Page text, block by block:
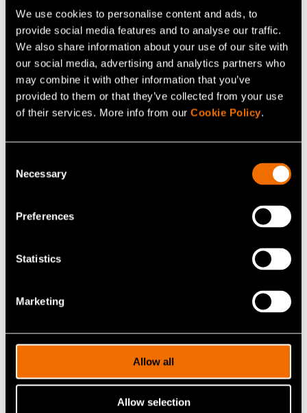
We use cookies to personalise content and ads, to
provide social media features and to analyse our traffic.
We also share information about your use of our site with
our social media, advertising and analytics partners who
may combine it with other information that you’ve
provided to them or that they’ve collected from your use
of their services. More info from our Cookie Policy.
Selection
Necessary
Preferences
Statistics
Marketing
Allow all
Allow selection
Harri Nieminen, puh. +358 50 568 5081
Jatka lukemista
Palvelu: Älykäs robotiikka
Asiakastarina:
Case: Valmet Automotive – Kysynnän
Jaa
Lisää uutisia ja tarinoita